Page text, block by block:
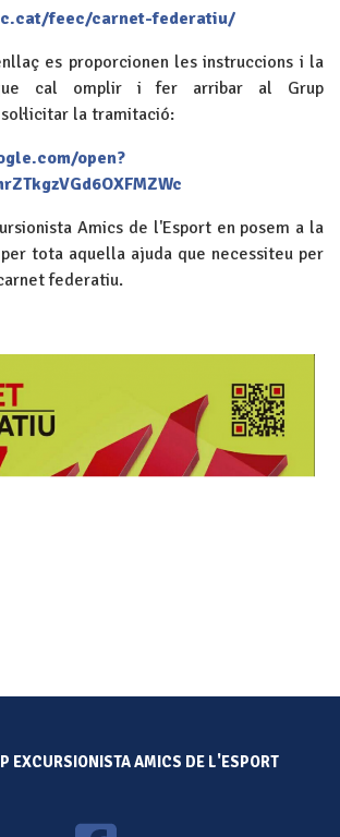
feec/carnet-federatiu/
es proporcionen les instruccions i la
que cal omplir i fer arribar al Grup
la tramitació:
open?
Amics de l'Esport en posem a la
tota aquella ajuda que necessiteu per
federatiu.
EXCURSIONISTA AMICS DE L'ESPORT